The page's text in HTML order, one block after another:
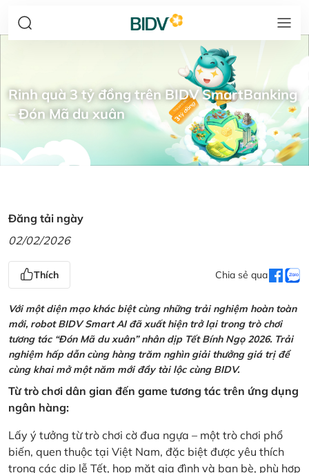
Rinh quà 3 tỷ đồng trên BIDV SmartBanking
– Đón Mã du xuân
Đăng tải ngày
02/02/2026
Thích Chia sẻ qua
Với một diện mạo khác biệt cùng những trải nghiệm hoàn toàn
mới, robot BIDV Smart AI đã xuất hiện trở lại trong trò chơi
tương tác “Đón Mã du xuân” nhân dịp Tết Bính Ngọ 2026. Trải
nghiệm hấp dẫn cùng hàng trăm nghìn giải thưởng giá trị để
cùng khai mở một năm mới đầy tài lộc cùng BIDV.
Từ trò chơi dân gian đến game tương tác trên ứng dụng
ngân hàng:
Lấy ý tưởng từ trò chơi cờ đua ngựa – một trò chơi phổ
biến, quen thuộc tại Việt Nam, đặc biệt được yêu thích
trong các dịp lễ Tết, họp mặt gia đình và bạn bè, phù hợp